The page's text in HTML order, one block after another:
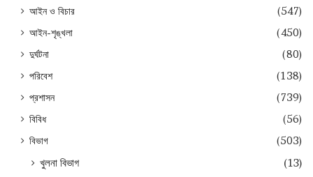
আইন ও বিচার
(547)
আইন-শৃঙ্খলা
(450)
দুর্ঘটনা
(80)
পরিবেশ
(138)
প্রশাসন
(739)
বিবিধ
(56)
বিভাগ
(503)
খুলনা বিভাগ
(13)